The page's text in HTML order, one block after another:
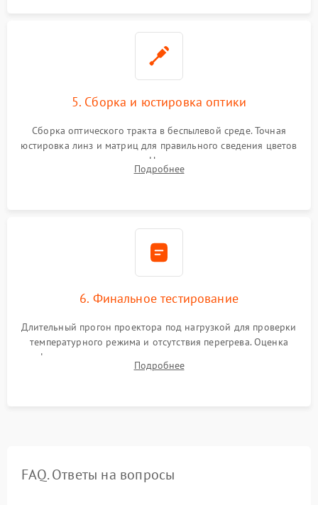
5. Сборка и юстировка оптики
Сборка оптического тракта в беспылевой среде. Точная
юстировка линз и матриц для правильного сведения цветов
и устранения размытия. Надежное подключение всех
шлейфов, установка датчиков и закрытие корпуса
Подробнее
6. Финальное тестирование
Длительный прогон проектора под нагрузкой для проверки
температурного режима и отсутствия перегрева. Оценка
фокуса, контрастности и цветопередачи на тестовых
таблицах. Проверка работы всех видеовходов и кнопок
Подробнее
FAQ. Ответы на вопросы